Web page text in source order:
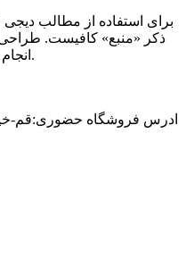
برای استفاده از مطالب
ذکر «منبع» کافیست.
انجام شده است.
ادرس فروشگاه حضوری:قم-